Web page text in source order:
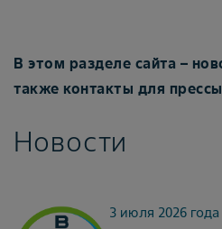
В этом разделе сайта –
также контакты для
Новости
3 июля 2026 года